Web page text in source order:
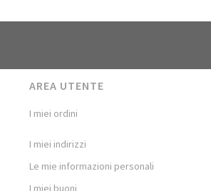
AREA UTENTE
I miei ordini
I miei indirizzi
Le mie informazioni personali
I miei buoni